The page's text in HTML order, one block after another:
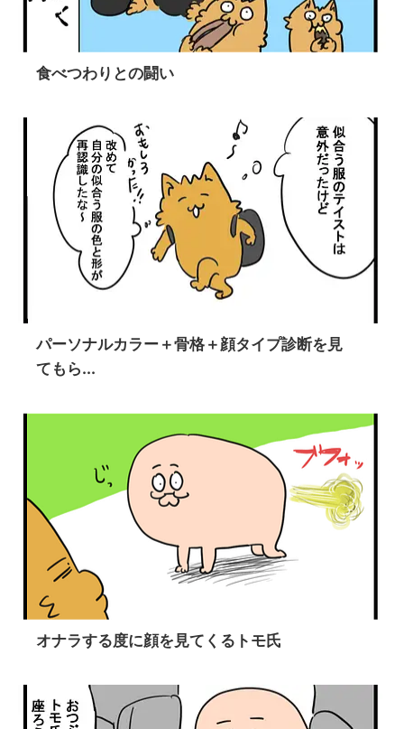
食べつわりとの闘い
パーソナルカラー＋骨格＋顔タイプ診断を見
てもら...
オナラする度に顔を見てくるトモ氏